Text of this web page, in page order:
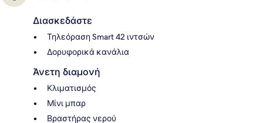
Διασκεδάστε
Τηλεόραση Smart 42 ιντσών
Δορυφορικά κανάλια
Άνετη διαμονή
Κλιματισμός
Μίνι μπαρ
Βραστήρας νερού